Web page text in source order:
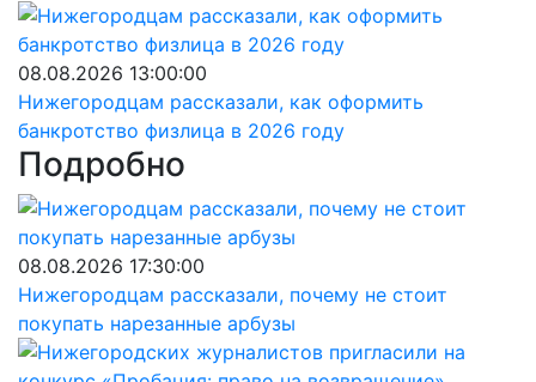
08.08.2026 13:00:00
Нижегородцам рассказали, как оформить
банкротство физлица в 2026 году
Подробно
08.08.2026 17:30:00
Нижегородцам рассказали, почему не стоит
покупать нарезанные арбузы